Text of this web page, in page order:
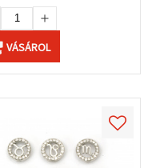
VÁSÁROL